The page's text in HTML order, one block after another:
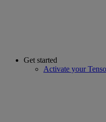
Get started
Activate your